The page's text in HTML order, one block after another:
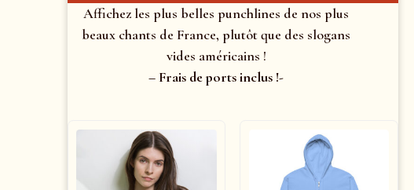
Affichez les plus belles punchlines de nos plus
beaux chants de France, plutôt que des slogans
vides américains !
– Frais de ports inclus !-